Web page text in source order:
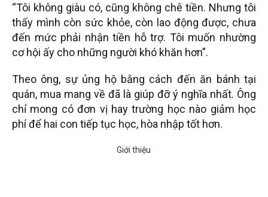
“Tôi không giàu có, cũng không chê tiền. Nhưng tôi
thấy mình còn sức khỏe, còn lao động được, chưa
đến mức phải nhận tiền hỗ trợ. Tôi muốn nhường
cơ hội ấy cho những người khó khăn hơn”.
Theo ông, sự ủng hộ bằng cách đến ăn bánh tại
quán, mua mang về đã là giúp đỡ ý nghĩa nhất. Ông
chỉ mong có đơn vị hay trường học nào giảm học
phí để hai con tiếp tục học, hòa nhập tốt hơn.